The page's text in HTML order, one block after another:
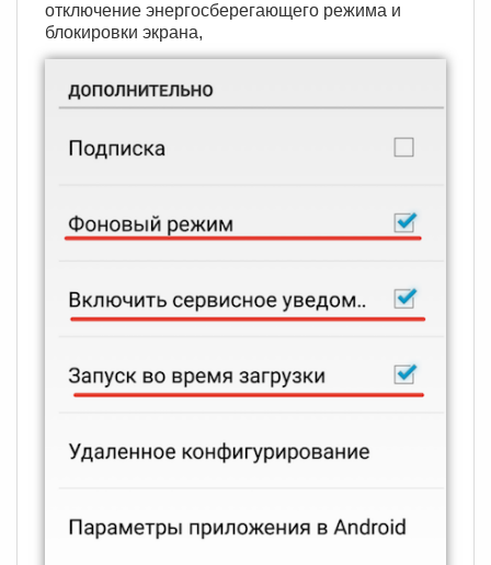
отключение энергосберегающего режима и
блокировки экрана,